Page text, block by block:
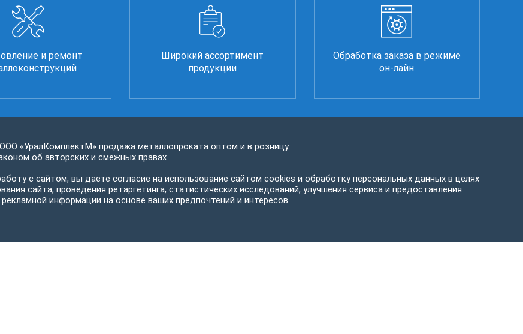
и ремонт
Широкий ассортимент
продукции
Обработка заказа в режиме
он-лайн
«УралКомплектМ» продажа металлопроката оптом и в розницу
об авторских и смежных правах
с сайтом, вы даете согласие на использование сайтом cookies и обработку персональных данных в целях
сайта, проведения ретаргетинга, статистических исследований, улучшения сервиса и предоставления
информации на основе ваших предпочтений и интересов.